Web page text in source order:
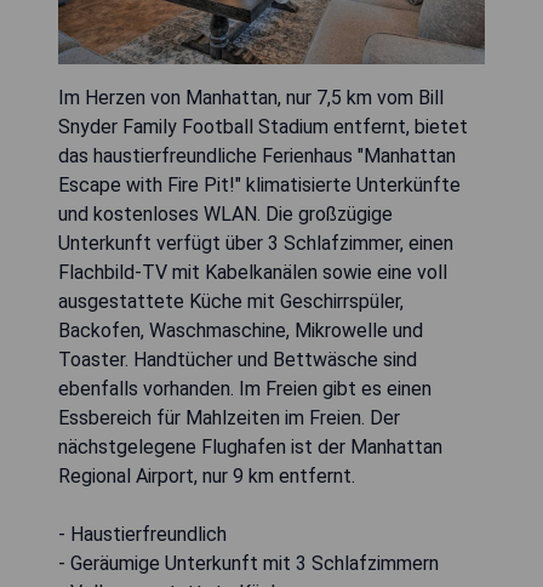
Im Herzen von Manhattan, nur 7,5 km vom Bill
Snyder Family Football Stadium entfernt, bietet
das haustierfreundliche Ferienhaus "Manhattan
Escape with Fire Pit!" klimatisierte Unterkünfte
und kostenloses WLAN. Die großzügige
Unterkunft verfügt über 3 Schlafzimmer, einen
Flachbild-TV mit Kabelkanälen sowie eine voll
ausgestattete Küche mit Geschirrspüler,
Backofen, Waschmaschine, Mikrowelle und
Toaster. Handtücher und Bettwäsche sind
ebenfalls vorhanden. Im Freien gibt es einen
Essbereich für Mahlzeiten im Freien. Der
nächstgelegene Flughafen ist der Manhattan
Regional Airport, nur 9 km entfernt.
- Haustierfreundlich
- Geräumige Unterkunft mit 3 Schlafzimmern